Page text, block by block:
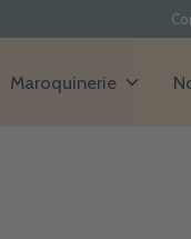
Maroquinerie